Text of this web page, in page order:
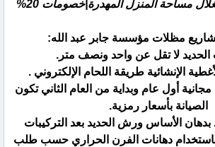
مساحة المنزل المهدرة|خصومات 20%‏
مظلات مؤسسة جابر عبد الله:‏
مجانية أول عام وبداية من العام الثاني تكون
الصيانة بأسعار رمزية.‏
بدهان الأساس ورش الحديد بعد التركيبات
باستخدام دهانات الفرن الحراري حسب ‏طلب